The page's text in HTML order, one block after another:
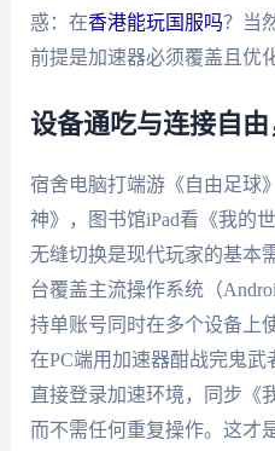
惑：在香港能玩国服吗？当
前提是加速器必须覆盖且优
设备通吃与连接自
宿舍电脑打端游《自由足球
神》，图书馆iPad看《我的
无缝切换是现代玩家的基本
台覆盖主流操作系统（
持单账号同时在多个设备上
在PC端用加速器酣战完鬼
直接登录加速环境，同步《
而不需任何重复操作。这才